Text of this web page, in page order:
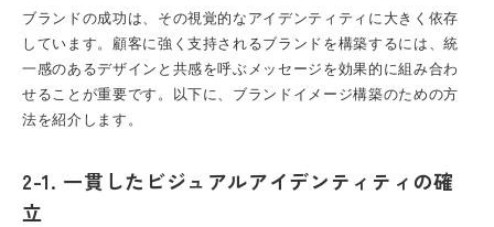
ブランドの成功は、その視覚的なアイデンティティに大きく依存
しています。顧客に強く支持されるブランドを構築するには、統
一感のあるデザインと共感を呼ぶメッセージを効果的に組み合わ
せることが重要です。以下に、ブランドイメージ構築のための方
法を紹介します。
2-1. 一貫したビジュアルアイデンティティの確
立